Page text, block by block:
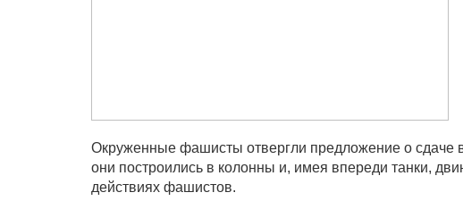
Окруженные фашисты отвергли предложение о сдаче
они построились в колонны и, имея впереди танки,
действиях фашистов.